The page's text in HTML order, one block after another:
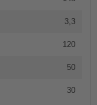
3,3
120
50
30